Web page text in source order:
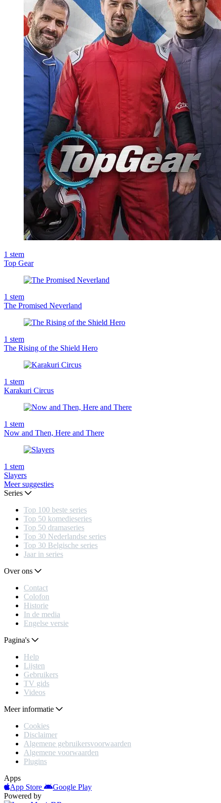
1 stem
Top Gear
1 stem
The Promised Neverland
1 stem
The Rising of the Shield Hero
1 stem
Karakuri Circus
1 stem
Now and Then, Here and There
1 stem
Slayers
Meer suggesties
Series
Top 100 beste series
Top 50 komedieseries
Top 50 dramaseries
Top 30 Nederlandse series
Top 30 Belgische series
Jaar in series
Over ons
Contact
Colofon
Historie
In de media
Engelse versie
Pagina's
Help
Lijsten
Gebruikers
TV gids
Videos
Meer informatie
Cookies
Disclaimer
Algemene gebruikersvoorwaarden
Algemene voorwaarden
Plugins
Apps
App Store
Google Play
Powered by